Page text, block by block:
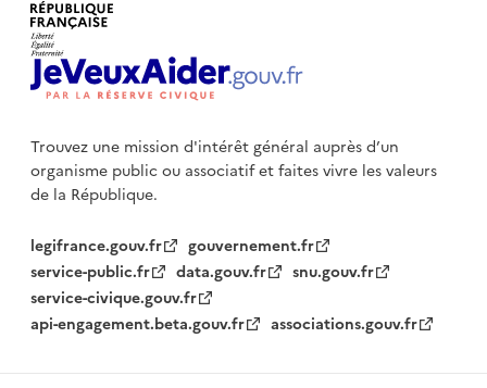
Trouvez une mission d'intérêt général auprès d’un
organisme publicou associatif et faites vivre les valeurs
de la République.
legifrance.gouv.fr
gouvernement.fr
service-public.fr
data.gouv.fr
snu.gouv.fr
service-civique.gouv.fr
api-engagement.beta.gouv.fr
associations.gouv.fr